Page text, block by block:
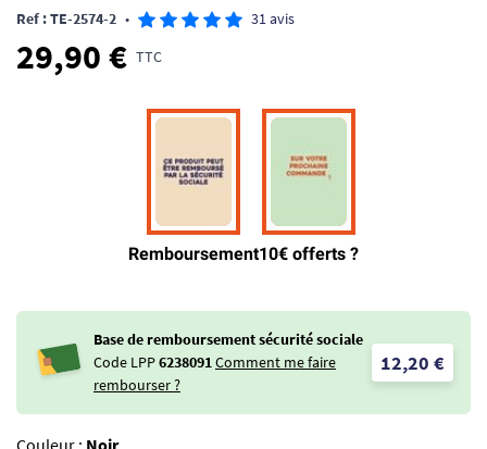
Ref : TE-2574-2 • 31 avis
29,90 € TTC
Base de remboursement sécurité sociale
Code LPP6238091Comment me faire
rembourser ?
12,20 €
Couleur : Noir